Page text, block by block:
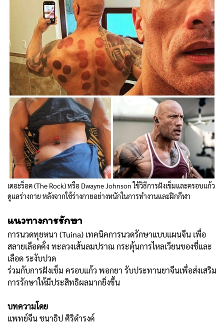
เดอะร็อค (The Rock) หรือ Dwayne Johnson ใช้วิธีการฝังเข็มและครอบแก้ว
ดูแลร่างกาย หลังจากใช้ร่างกายอย่างหนักในการทำงานและฝึกกีฬา
แนวทางการรักษา
การนวดทุยหนา (Tuina) เทคนิคการนวดรักษาแบบแผนจีน เพื่อ
สลายเลือดคั่ง ทะลวงเส้นลมปราณ กระตุ้นการไหลเวียนของชี่และ
เลือด ระงับปวด
ร่วมกับการฝังเข็ม ครอบแก้ว พอกยา รับประทานยาจีนเพื่อส่งเสริม
การรักษาให้มีประสิทธิผลมากยิ่งขึ้น
บทความโดย
แพทย์จีน ชนาธิป ศิริดำรงค์